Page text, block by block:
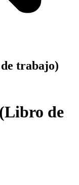
trabajo)
de